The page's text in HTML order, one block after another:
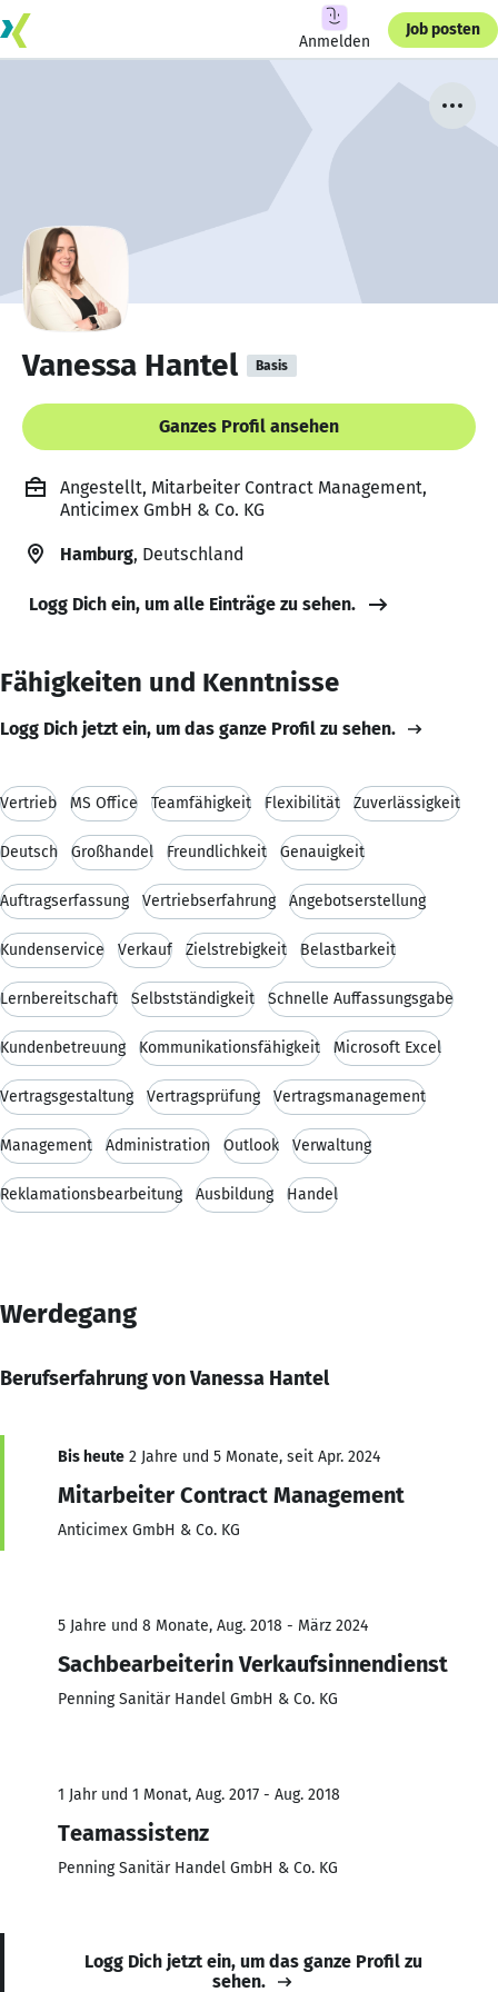
Anmelden
Job posten
Vanessa Hantel Basis
Ganzes Profil ansehen
Angestellt, Mitarbeiter Contract Management,
Anticimex GmbH & Co. KG
Hamburg, Deutschland
Logg Dich ein, um alle Einträge zu sehen.
Fähigkeiten und Kenntnisse
Logg Dich jetzt ein, um das ganze Profil zu sehen.
Vertrieb MS Office Teamfähigkeit Flexibilität Zuverlässigkeit
Deutsch Großhandel Freundlichkeit Genauigkeit
Auftragserfassung Vertriebserfahrung Angebotserstellung
Kundenservice Verkauf Zielstrebigkeit Belastbarkeit
Lernbereitschaft Selbstständigkeit Schnelle Auffassungsgabe
Kundenbetreuung Kommunikationsfähigkeit Microsoft Excel
Vertragsgestaltung Vertragsprüfung Vertragsmanagement
Management Administration Outlook Verwaltung
Reklamationsbearbeitung Ausbildung Handel
Werdegang
Berufserfahrung von Vanessa Hantel
Bis heute 2 Jahre und 5 Monate, seit Apr. 2024
Mitarbeiter Contract Management
Anticimex GmbH & Co. KG
5 Jahre und 8 Monate, Aug. 2018 - März 2024
Sachbearbeiterin Verkaufsinnendienst
Penning Sanitär Handel GmbH & Co. KG
1 Jahr und 1 Monat, Aug. 2017 - Aug. 2018
Teamassistenz
Penning Sanitär Handel GmbH & Co. KG
Logg Dich jetzt ein, um das ganze Profil zu
sehen.